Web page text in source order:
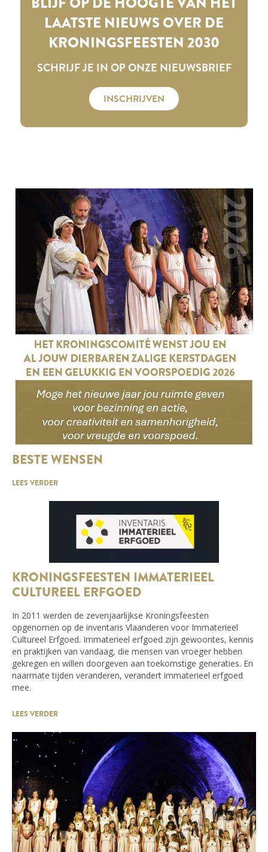
LAATSTE NIEUWS OVER DE
KRONINGSFEESTEN 2030
SCHRIJF JE IN OP ONZE NIEUWSBRIEF
INSCHRIJVEN
BESTE WENSEN
LEES VERDER
KRONINGSFEESTEN IMMATERIEEL
CULTUREEL ERFGOED
In 2011 werden de zevenjaarlijkse Kroningsfeesten
opgenomen op de inventaris Vlaanderen voor Immaterieel
Cultureel Erfgoed. Immaterieel erfgoed zijn gewoontes, kennis
en praktijken van vandaag, die mensen van vroeger hebben
gekregen en willen doorgeven aan toekomstige generaties. En
naarmate tijden veranderen, verandert immaterieel erfgoed
mee.
LEES VERDER